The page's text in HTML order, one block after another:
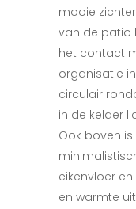
mooie
van de patio
het contact
organisatie
circulair
in de kelder
Ook boven
eikenvloer
en warmte